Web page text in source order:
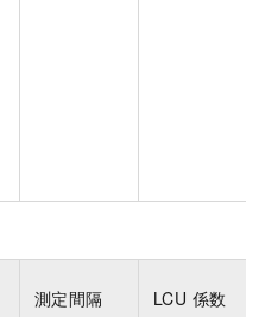
測定間隔 LCU 係数